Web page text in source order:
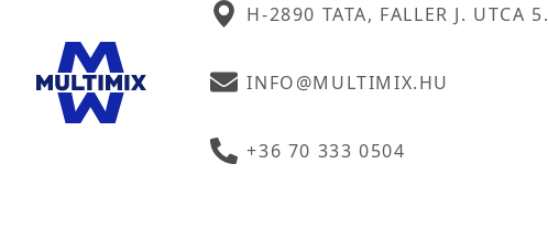
H-2890 TATA, FALLER J. UTCA 5.
INFO@MULTIMIX.HU
+36 70 333 0504